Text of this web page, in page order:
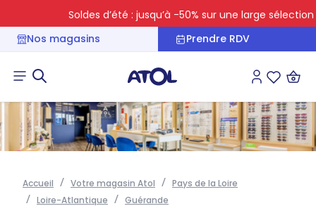
Soldes d’été : jusqu’à -50% sur une large sélection
Nos magasins
Prendre RDV
Connexion
Accueil Votre magasin Atol
Pays de la Loire
Loire-Atlantique
Guérande